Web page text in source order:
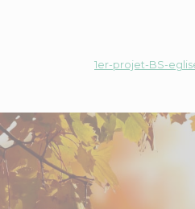
1er-projet-BS-